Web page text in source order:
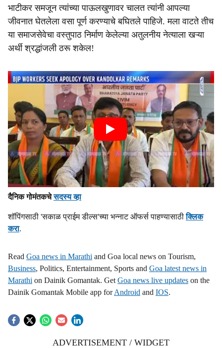
भाटीकर समजून त्यांच्या पाऊलखुणावर चालत त्यांनी आपल्या
जीवनात घेतलेला वसा पूर्ण करण्याचे बघितले पाहिजे. मला वाटते तीच
या समाजसेवेचा वस्तुपाठ निर्माण केलेल्या अतुलनीय नेत्याला खऱ्या
अर्थी श्रद्धांजली ठरू शकेल!
दैनिक गोमंतकचेसदस्य व्हा
शॉपिंगसाठी 'सकाळ प्राईम डील्स'च्या भन्नाट ऑफर्स पाहण्यासाठीक्लिक
करा.
Read Goa news in Marathi and Goa local news on Tourism,
Business, Politics, Entertainment, Sports and Goa latest news in
Marathi on Dainik Gomantak. Get Goa news live updates on the
Dainik Gomantak Mobile app forAndroid and IOS.
ADVERTISEMENT / WIDGET